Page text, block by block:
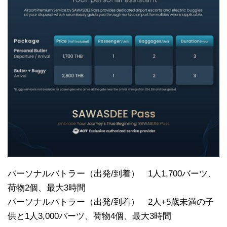
パーソナルバトラー（出発/到着） 1人1,700バーツ、
荷物2個、最大3時間
パーソナルバトラー（出発/到着） 2人+5歳未満の子
供と1人3,000バーツ、荷物4個、最大3時間